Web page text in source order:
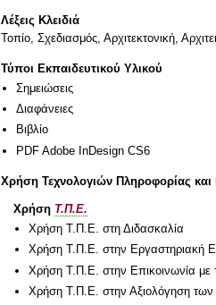
Λέξεις Κλειδιά
Τοπίο, Σχεδιασμός, Αρχιτεκτονική,
Τύποι Εκπαιδευτικού Υλικού
Σημειώσεις
Διαφάνειες
Βιβλίο
PDF Adobe InDesign CS6
Χρήση Τεχνολογιών Πληροφορίας και
Χρήση Τ.Π.Ε.
Χρήση Τ.Π.Ε. στη Διδασκαλία
Χρήση Τ.Π.Ε. στην Εργαστηριακή
Χρήση Τ.Π.Ε. στην Επικοινωνία με
Χρήση Τ.Π.Ε. στην Αξιολόγηση των